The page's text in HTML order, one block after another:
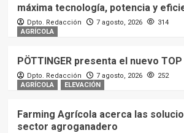
máxima tecnología, potencia y
Dpto. Redacción 7 agosto, 2026
314
AGRÍCOLA
PÖTTINGER presenta el nuevo TOP
Dpto. Redacción 7 agosto, 2026
252
AGRÍCOLA
ELEVACIÓN
Farming Agrícola acerca las
sector agroganadero